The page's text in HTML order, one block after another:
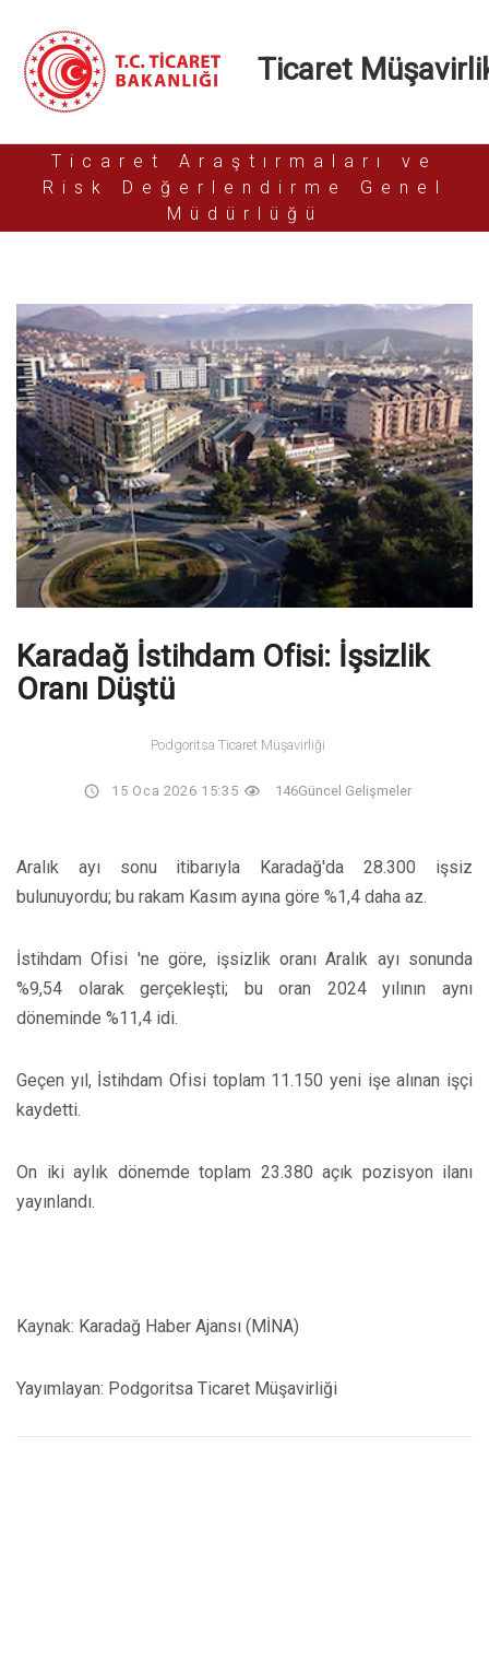
Ticaret
Ticaret Araştırmaları ve
Risk Değerlendirme Genel
Müdürlüğü
Karadağ İstihdam Ofisi: İşsizlik
Oranı Düştü
Podgoritsa Ticaret Müşavirliği
15 Oca 2026 15:35 146Güncel Gelişmeler
Aralık ayı sonu itibarıyla Karadağ'da 28.300 işsiz
bulunuyordu; bu rakam Kasım ayına göre %1,4 daha az.
İstihdam Ofisi 'ne göre, işsizlik oranı Aralık ayı sonunda
%9,54 olarak gerçekleşti; bu oran 2024 yılının aynı
döneminde %11,4 idi.
Geçen yıl, İstihdam Ofisi toplam 11.150 yeni işe alınan işçi
kaydetti.
On iki aylık dönemde toplam 23.380 açık pozisyon ilanı
yayınlandı.
Kaynak: Karadağ Haber Ajansı (MİNA)
Yayımlayan: Podgoritsa Ticaret Müşavirliği